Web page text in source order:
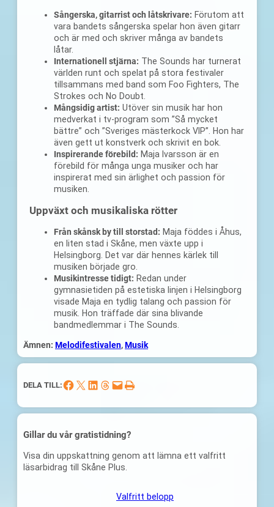
Sångerska, gitarrist och låtskrivare: Förutom att
vara bandets sångerska spelar hon även gitarr
och är med och skriver många av bandets
låtar.
Internationell stjärna: The Sounds har turnerat
världen runt och spelat på stora festivaler
tillsammans med band som Foo Fighters, The
Strokes och No Doubt.
Mångsidig artist: Utöver sin musik har hon
medverkat i tv-program som ”Så mycket
bättre” och ”Sveriges mästerkock VIP”. Hon har
även gett ut konstverk och skrivit en bok.
Inspirerande förebild: Maja Ivarsson är en
förebild för många unga musiker och har
inspirerat med sin ärlighet och passion för
musiken.
Uppväxt och musikaliska rötter
Från skånsk by till storstad: Maja föddes i Åhus,
en liten stad i Skåne, men växte upp i
Helsingborg. Det var där hennes kärlek till
musiken började gro.
Musikintresse tidigt: Redan under
gymnasietiden på estetiska linjen i Helsingborg
visade Maja en tydlig talang och passion för
musik. Hon träffade där sina blivande
bandmedlemmar i The Sounds.
Ämnen: Melodifestivalen, Musik
DELA TILL:Dela på Facebook Dela på X Dela på LinkedIn Dela på Threads Skicka denna sida med e-post Skriv ut denna sida
Gillar du vår gratistidning?
Visa din uppskattning genom att lämna ett valfritt
läsarbidrag till Skåne Plus.
Valfritt belopp